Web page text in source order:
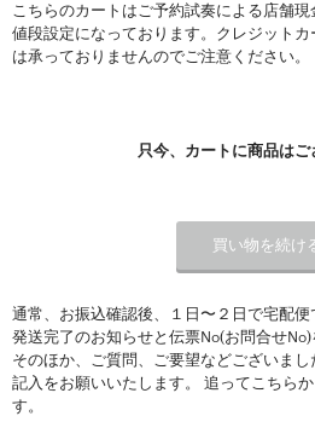
こちらのカートはご予約試奏による店舗
値段設定になっております。クレジット
は承っておりませんのでご注意ください。
只今、カートに商品はご
通常、お振込確認後、１日〜２日で宅配便
発送完了のお知らせと伝票No(お問合せNo)
そのほか、ご質問、ご要望などございま
記入をお願いいたします。 追ってこちら
す。